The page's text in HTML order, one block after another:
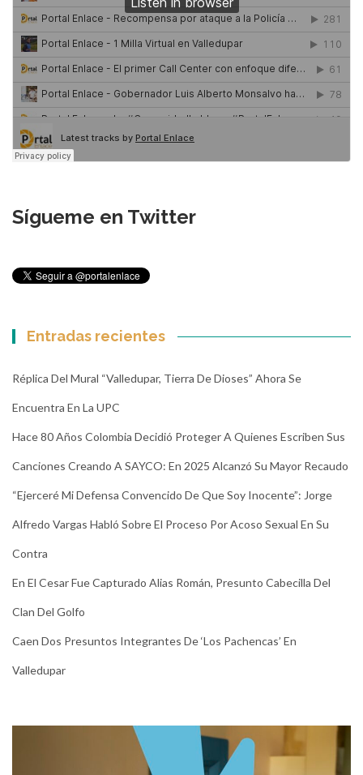
Sígueme en Twitter
Entradas recientes
Réplica Del Mural “Valledupar, Tierra De Dioses” Ahora Se
Encuentra En La UPC
Hace 80 Años Colombia Decidió Proteger A Quienes Escriben Sus
Canciones Creando A SAYCO: En 2025 Alcanzó Su Mayor Recaudo
“Ejerceré Mi Defensa Convencido De Que Soy Inocente”: Jorge
Alfredo Vargas Habló Sobre El Proceso Por Acoso Sexual En Su
Contra
En El Cesar Fue Capturado Alias Román, Presunto Cabecilla Del
Clan Del Golfo
Caen Dos Presuntos Integrantes De ‘Los Pachencas’ En
Valledupar